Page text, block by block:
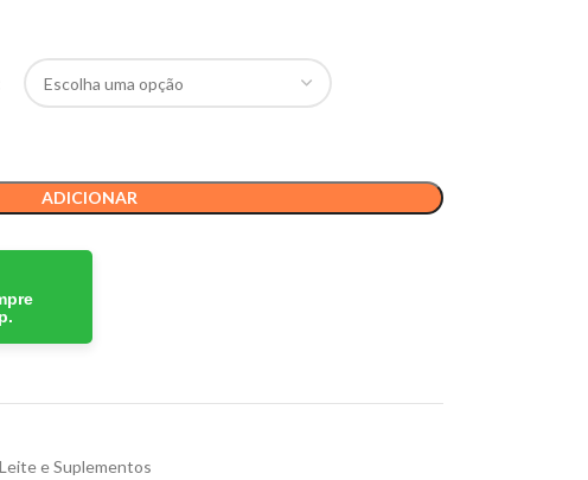
ADICIONAR
Leite e Suplementos